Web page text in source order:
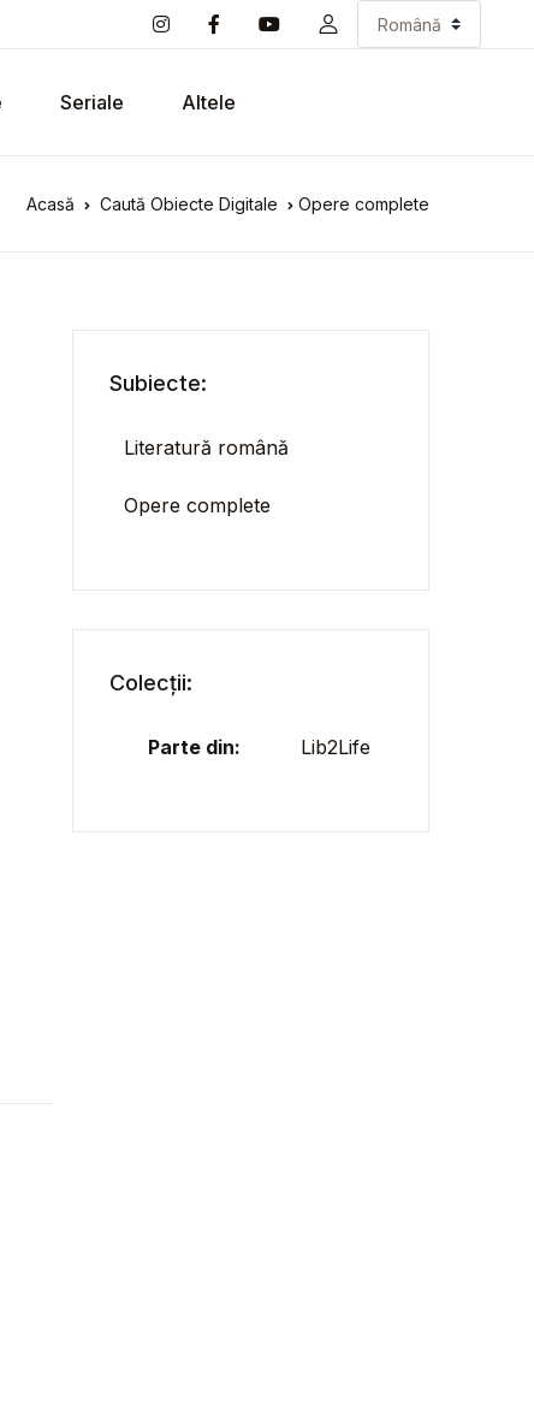
Seriale Altele
Acasă Caută Obiecte Digitale Opere complete
Subiecte:
Literatură română
Opere complete
Colecții:
Parte din: Lib2Life